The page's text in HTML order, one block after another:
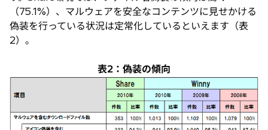
（75.1%）、マルウェアを安全なコンテンツに見せかける
偽装を行っている状況は定常化しているといえます（表
2）。
表2：偽装の傾向